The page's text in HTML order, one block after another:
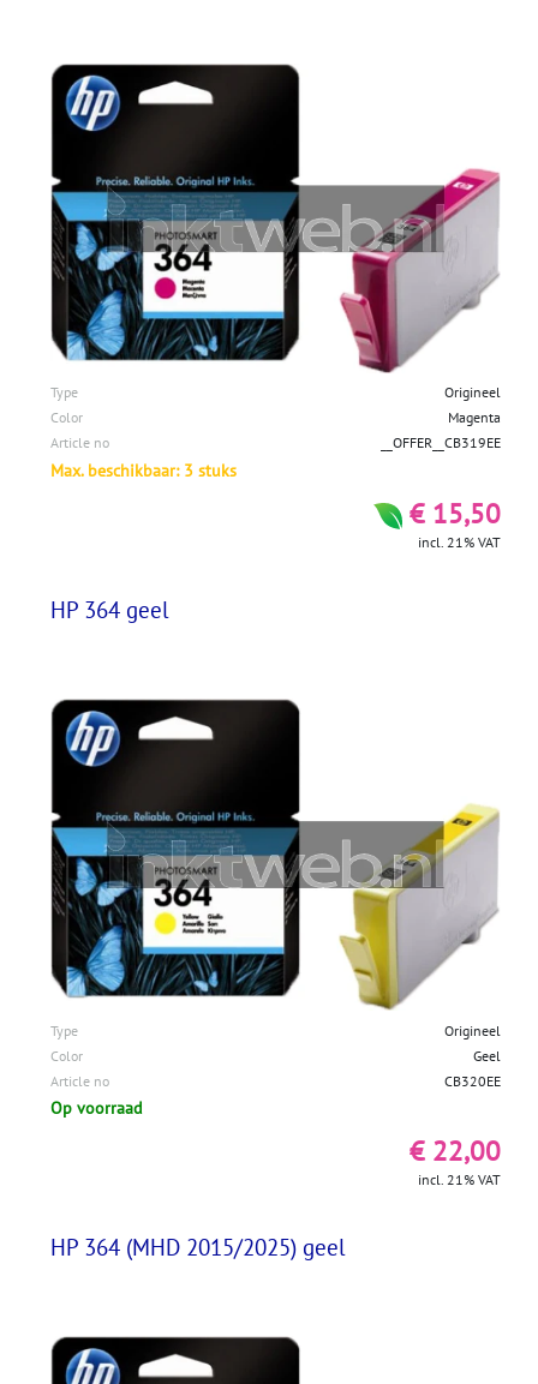
Type
Origineel
Color
Magenta
Article no
__OFFER__CB319EE
Max. beschikbaar: 3 stuks
€ 15,50
incl. 21% VAT
HP 364 geel
Type
Origineel
Color
Geel
Article no
CB320EE
Op voorraad
€ 22,00
incl. 21% VAT
HP 364 (MHD 2015/2025) geel